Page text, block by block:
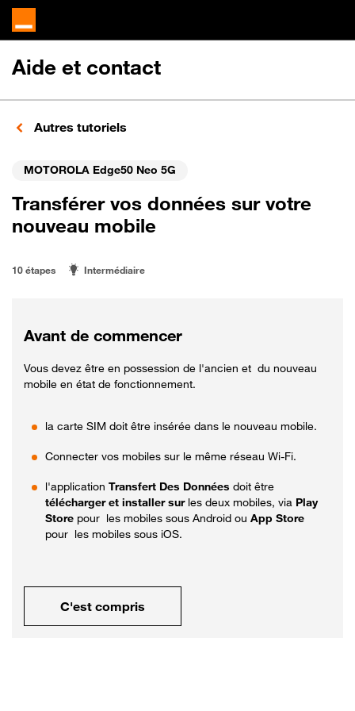
Aide et contact
Autres tutoriels
MOTOROLA Edge50 Neo 5G
Transférer vos données sur votre
nouveau mobile
10 étapes Intermédiaire
Avant de commencer
Vous devez être en possession de l'ancien et du nouveau
mobile en état de fonctionnement.
la carte SIM doit être insérée dans le nouveau mobile.
Connecter vos mobiles sur le même réseau Wi-Fi.
l'application Transfert Des Données doit être
télécharger et installer sur les deux mobiles, via Play
Store pour les mobiles sous Android ou App Store
pour les mobiles sous iOS.
C'est compris